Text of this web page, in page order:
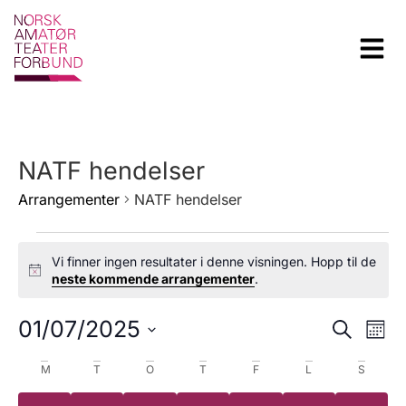
NATF hendelser
Arrangementer NATF hendelser
Notice
Vi finner ingen resultater i denne visningen. Hopp til de
neste kommende arrangementer.
Søk
01/07/2025
dato.
Kalender
M T O T F L S